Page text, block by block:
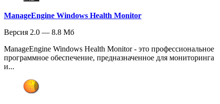
ManageEngine Windows Health Monitor
Версия 2.0 — 8.8 Мб
ManageEngine Windows Health Monitor - это профессиональное
программное обеспечение, предназначенное для мониторинга
и...